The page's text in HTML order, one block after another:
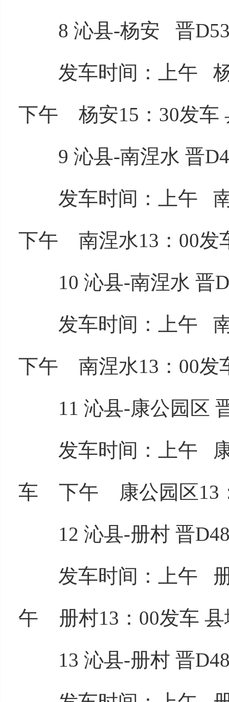
8 沁县-杨安 晋
发车时间：上午 杨
下午 杨安15：30发车
9 沁县-南涅水 晋
发车时间：上午 南
下午 南涅水13：00发
10 沁县-南涅水 晋
发车时间：上午 南
下午 南涅水13：00发
11 沁县-康公园区
发车时间：上午 康
车 下午 康公园区13
12 沁县-册村 晋
发车时间：上午 册
午 册村13：00发车 县
13 沁县-册村 晋